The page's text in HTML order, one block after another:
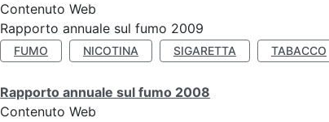
Contenuto Web
Rapporto annuale sul fumo 2009
FUMO NICOTINA SIGARETTA TABACCO
Rapporto annuale sul fumo 2008
Contenuto Web